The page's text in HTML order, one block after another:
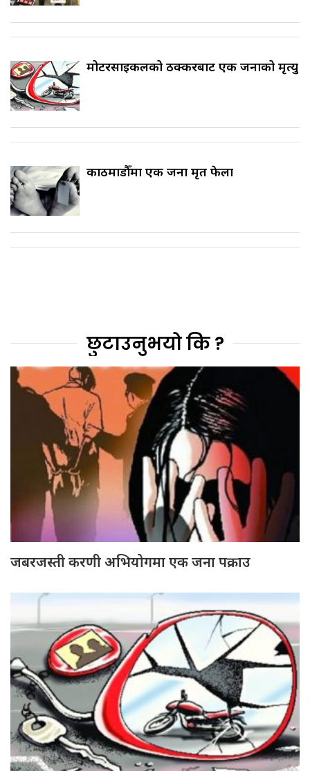
मोटरसाइकलको ठक्करबाट एक जनाको मृत्यु
काठमाडौँमा एक जना मृत फेला
छुटाउनुभयो कि ?
जबरजस्ती करणी अभियोगमा एक जना पक्राउ